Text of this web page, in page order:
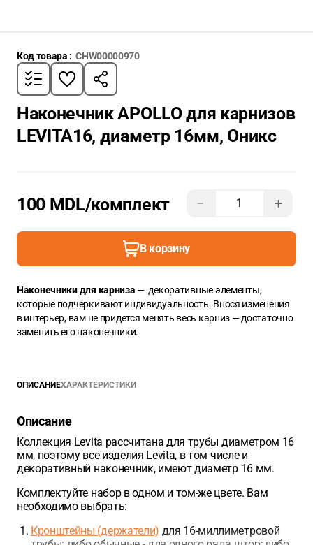
Код товара : CHW00000970
Наконечник APOLLO для карнизов
LEVITA16, диаметр 16мм, Оникс
100 MDL/комплект − +
В корзину
Наконечники для карниза — декоративные элементы,
которые подчеркивают индивидуальность. Внося изменения
в интерьер, вам не придется менять весь карниз — достаточно
заменить его наконечники.
ОПИСАНИЕХАРАКТЕРИСТИКИ
Описание
Коллекция Levita рассчитана для трубы диаметром 16
мм, поэтому все изделия Levita, в том числе и
декоративный наконечник, имеют диаметр 16 мм.
Комплектуйте набор в одном и том-же цвете. Вам
необходимо выбрать:
Кронштейны (держатели) для 16-миллиметровой